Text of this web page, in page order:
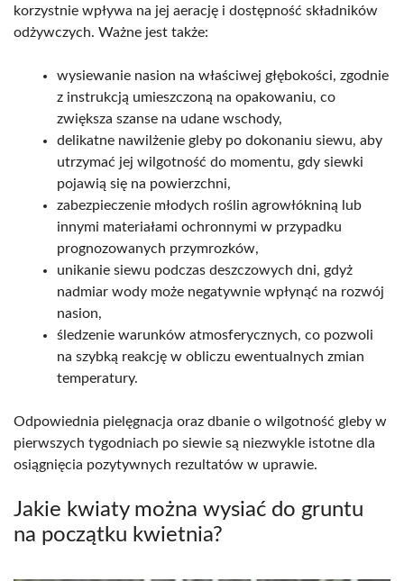
korzystnie wpływa na jej aerację i dostępność składników
odżywczych. Ważne jest także:
wysiewanie nasion na właściwej głębokości, zgodnie
z instrukcją umieszczoną na opakowaniu, co
zwiększa szanse na udane wschody,
delikatne nawilżenie gleby po dokonaniu siewu, aby
utrzymać jej wilgotność do momentu, gdy siewki
pojawią się na powierzchni,
zabezpieczenie młodych roślin agrowłókniną lub
innymi materiałami ochronnymi w przypadku
prognozowanych przymrozków,
unikanie siewu podczas deszczowych dni, gdyż
nadmiar wody może negatywnie wpłynąć na rozwój
nasion,
śledzenie warunków atmosferycznych, co pozwoli
na szybką reakcję w obliczu ewentualnych zmian
temperatury.
Odpowiednia pielęgnacja oraz dbanie o wilgotność gleby w
pierwszych tygodniach po siewie są niezwykle istotne dla
osiągnięcia pozytywnych rezultatów w uprawie.
Jakie kwiaty można wysiać do gruntu
na początku kwietnia?